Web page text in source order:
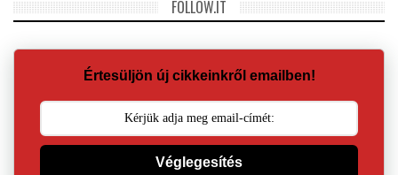
FOLLOW.IT
Értesüljön új cikkeinkről emailben!
Véglegesítés